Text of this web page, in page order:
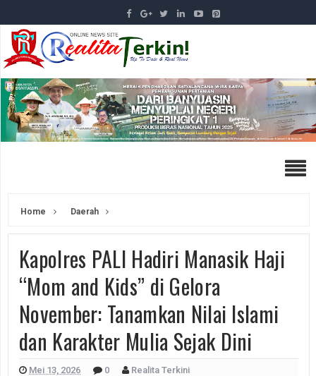
Home Daerah
Kapolres PALI Hadiri Manasik Haji
“Mom and Kids” di Gelora
November: Tanamkan Nilai Islami
dan Karakter Mulia Sejak Dini
Mei 13, 2026 0 Realita Terkini